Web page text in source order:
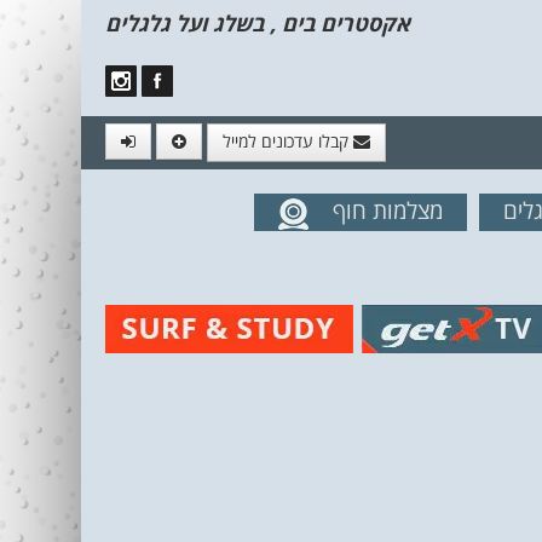
אקסטרים בים , בשלג ועל גלגלים
קבלו עדכונים למייל
מהאתרמצלמות חוף